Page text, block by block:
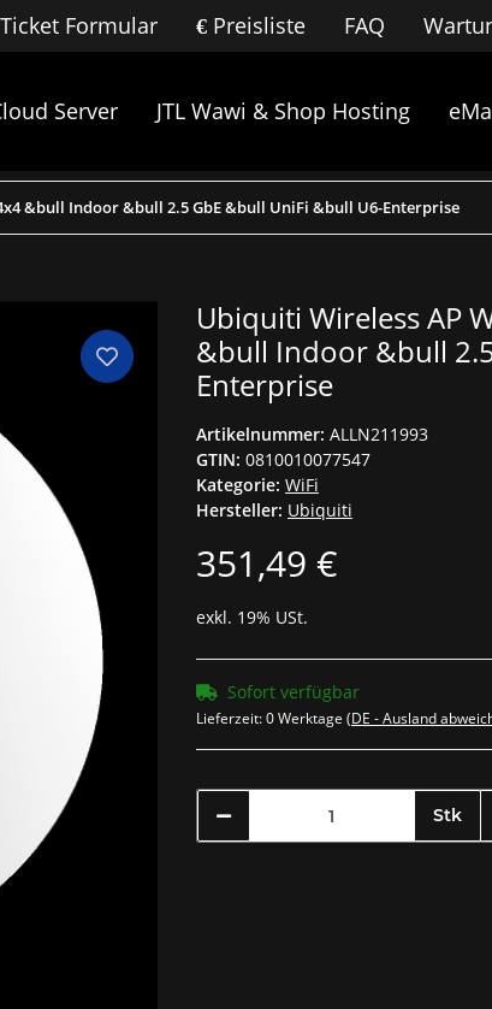
Ticket Formular Preisliste FAQ
Server JTL Wawi & Shop Hosting
&bull Indoor &bull 2.5 GbE &bull UniFi &bull U6-Enterprise
Ubiquiti Wireless AP
&bull Indoor &bull
Enterprise
Artikelnummer: ALLN211993
GTIN: 0810010077547
Kategorie: WiFi
Hersteller: Ubiquiti
351,49 €
exkl. 19% USt.
Sofort verfügbar
Lieferzeit:0 Werktage (DE - Ausland
Stk